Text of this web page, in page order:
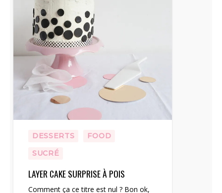
DESSERTS
FOOD
SUCRÉ
LAYER CAKE SURPRISE À POIS
Comment ça ce titre est nul ? Bon ok,